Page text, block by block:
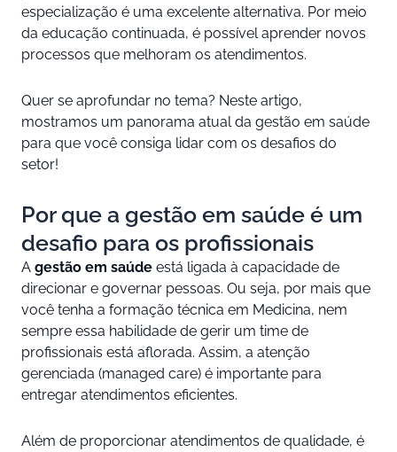
especialização é uma excelente alternativa. Por meio
da educação continuada, é possível aprender novos
processos que melhoram os atendimentos.
Quer se aprofundar no tema? Neste artigo,
mostramos um panorama atual da gestão em saúde
para que você consiga lidar com os desafios do
setor!
Por que a gestão em saúde é um
desafio para os profissionais
A gestão em saúde está ligada à capacidade de
direcionar e governar pessoas. Ou seja, por mais que
você tenha a formação técnica em Medicina, nem
sempre essa habilidade de gerir um time de
profissionais está aflorada. Assim, a atenção
gerenciada (managed care) é importante para
entregar atendimentos eficientes.
Além de proporcionar atendimentos de qualidade, é